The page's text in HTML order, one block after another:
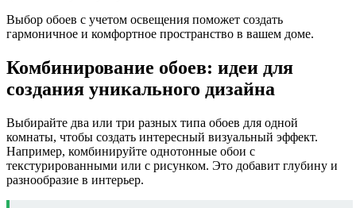
Выбор обоев с учетом освещения поможет создать
гармоничное и комфортное пространство в вашем доме.
Комбинирование обоев: идеи для
создания уникального дизайна
Выбирайте два или три разных типа обоев для одной
комнаты, чтобы создать интересный визуальный эффект.
Например, комбинируйте однотонные обои с
текстурированными или с рисунком. Это добавит глубину и
разнообразие в интерьер.